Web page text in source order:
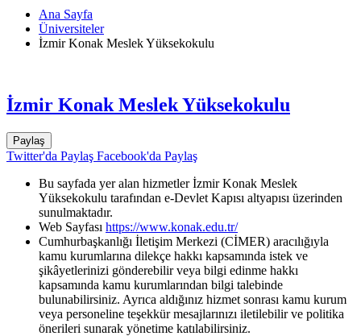
Ana Sayfa
Üniversiteler
İzmir Konak Meslek Yüksekokulu
İzmir Konak Meslek Yüksekokulu
Paylaş
Twitter'da Paylaş Facebook'da Paylaş
Bu sayfada yer alan hizmetler İzmir Konak Meslek
Yüksekokulu tarafından e-Devlet Kapısı altyapısı üzerinden
sunulmaktadır.
Web Sayfası https://www.konak.edu.tr/
Cumhurbaşkanlığı İletişim Merkezi (CİMER) aracılığıyla
kamu kurumlarına dilekçe hakkı kapsamında istek ve
şikâyetlerinizi gönderebilir veya bilgi edinme hakkı
kapsamında kamu kurumlarından bilgi talebinde
bulunabilirsiniz. Ayrıca aldığınız hizmet sonrası kamu kurum
veya personeline teşekkür mesajlarınızı iletilebilir ve politika
önerileri sunarak yönetime katılabilirsiniz.